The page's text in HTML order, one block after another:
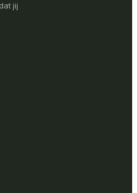
jij